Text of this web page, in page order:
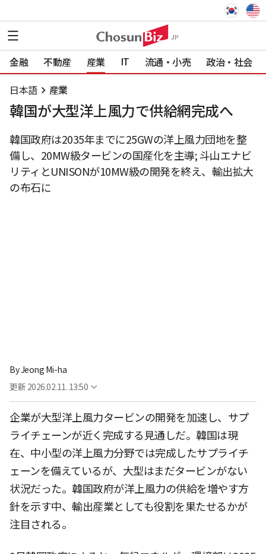
金融 不動産 産業 IT 流通・小売 政治・社会
日本語 産業
韓国が大型洋上風力で供給網完成へ
韓国政府は2035年までに25GWの洋上風力団地を整
備し、20MW級タービンの国産化を主導; 斗山エナビ
リティとUNISONが10MW級の開発を終え、輸出拡大
の布石に
ByJeong Mi-ha
更新 2026.02.11. 13:50
企業が大型洋上風力タービンの開発を加速し、サプ
ライチェーンが近く完成する見通しだ。韓国は現
在、中小型の洋上風力分野では完成したサプライチ
ェーンを備えているが、大型はまだタービンがない
状況だった。韓国政府が洋上風力の供給を増やす方
針を示す中、輸出産業としても役割を果たせるかが
注目される。